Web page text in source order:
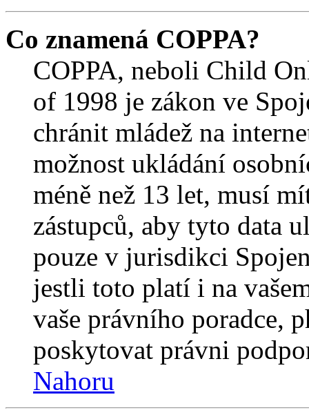
Co znamená COPPA?
COPPA, neboli Child
of 1998 je zákon ve
chránit mládež na
možnost ukládání
méně než 13 let, musí
zástupců, aby tyto data
pouze v jurisdikci
jestli toto platí i na
vaše právního poradce,
poskytovat právni
Nahoru